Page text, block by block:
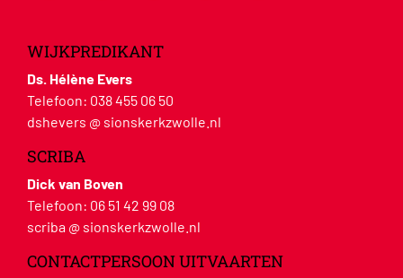
WIJKPREDIKANT
Ds. Hélène Evers
Telefoon: 038 455 06 50
dshevers @ sionskerkzwolle.nl
SCRIBA
Dick van Boven
Telefoon: 06 51 42 99 08
scriba @ sionskerkzwolle.nl
CONTACTPERSOON UITVAARTEN